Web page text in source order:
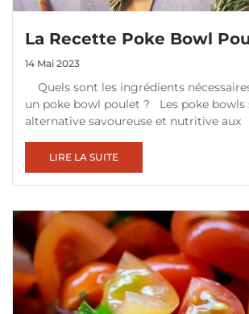
La Recette Poke Bowl
14 Mai 2023
Quels sont les ingrédients
un poke bowl poulet ? Les poke bowls
alternative savoureuse et nutritive aux
LIRE LA SUITE